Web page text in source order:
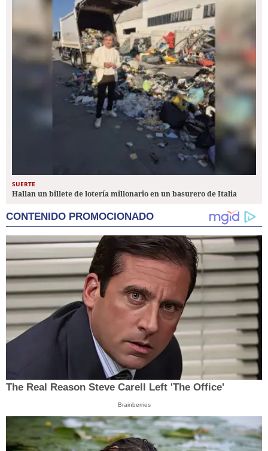
SUERTE
Hallan un billete de lotería millonario en un basurero de Italia
CONTENIDO PROMOCIONADO
The Real Reason Steve Carell Left 'The Office'
Brainberries